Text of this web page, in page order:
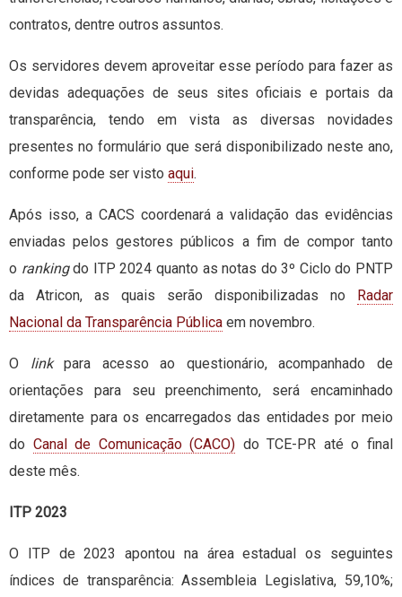
contratos, dentre outros assuntos.
Os servidores devem aproveitar esse período para fazer as
devidas adequações de seus sites oficiais e portais da
transparência, tendo em vista as diversas novidades
presentes no formulário que será disponibilizado neste ano,
conforme pode ser visto aqui.
Após isso, a CACS coordenará a validação das evidências
enviadas pelos gestores públicos a fim de compor tanto
o rankingdo ITP 2024 quanto as notas do 3º Ciclo do PNTP
da Atricon, as quais serão disponibilizadas no Radar
Nacional da Transparência Pública em novembro.
O linkpara acesso ao questionário, acompanhado de
orientações para seu preenchimento, será encaminhado
diretamente para os encarregados das entidades por meio
do Canal de Comunicação (CACO) do TCE-PR até o final
deste mês.
ITP 2023
O ITP de 2023 apontou na área estadual os seguintes
índices de transparência: Assembleia Legislativa, 59,10%;